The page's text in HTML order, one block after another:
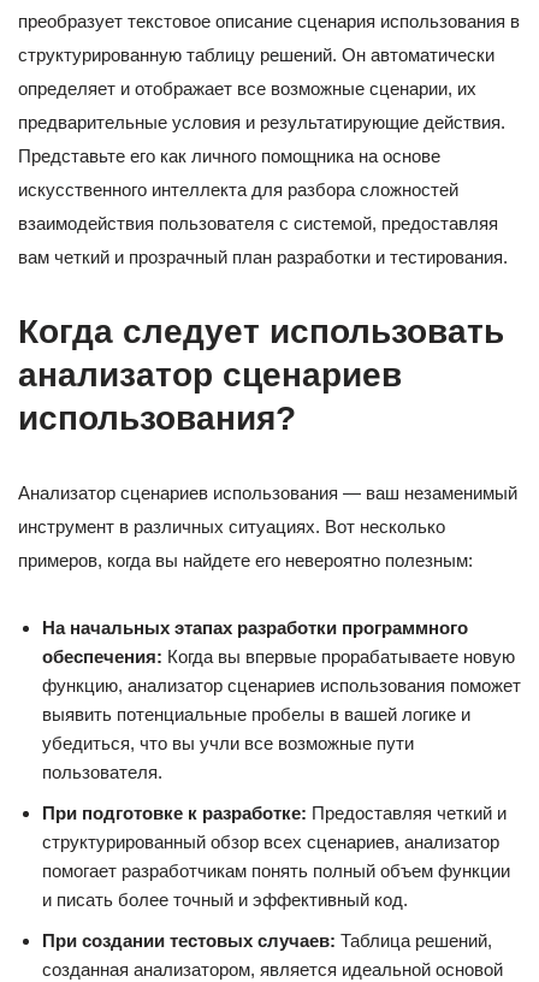
преобразует текстовое описание сценария использования в
структурированную таблицу решений. Он автоматически
определяет и отображает все возможные сценарии, их
предварительные условия и результатирующие действия.
Представьте его как личного помощника на основе
искусственного интеллекта для разбора сложностей
взаимодействия пользователя с системой, предоставляя
вам четкий и прозрачный план разработки и тестирования.
Когда следует использовать
анализатор сценариев
использования?
Анализатор сценариев использования — ваш незаменимый
инструмент в различных ситуациях. Вот несколько
примеров, когда вы найдете его невероятно полезным:
На начальных этапах разработки программного
обеспечения: Когда вы впервые прорабатываете новую
функцию, анализатор сценариев использования поможет
выявить потенциальные пробелы в вашей логике и
убедиться, что вы учли все возможные пути
пользователя.
При подготовке к разработке: Предоставляя четкий и
структурированный обзор всех сценариев, анализатор
помогает разработчикам понять полный объем функции
и писать более точный и эффективный код.
При создании тестовых случаев: Таблица решений,
созданная анализатором, является идеальной основой